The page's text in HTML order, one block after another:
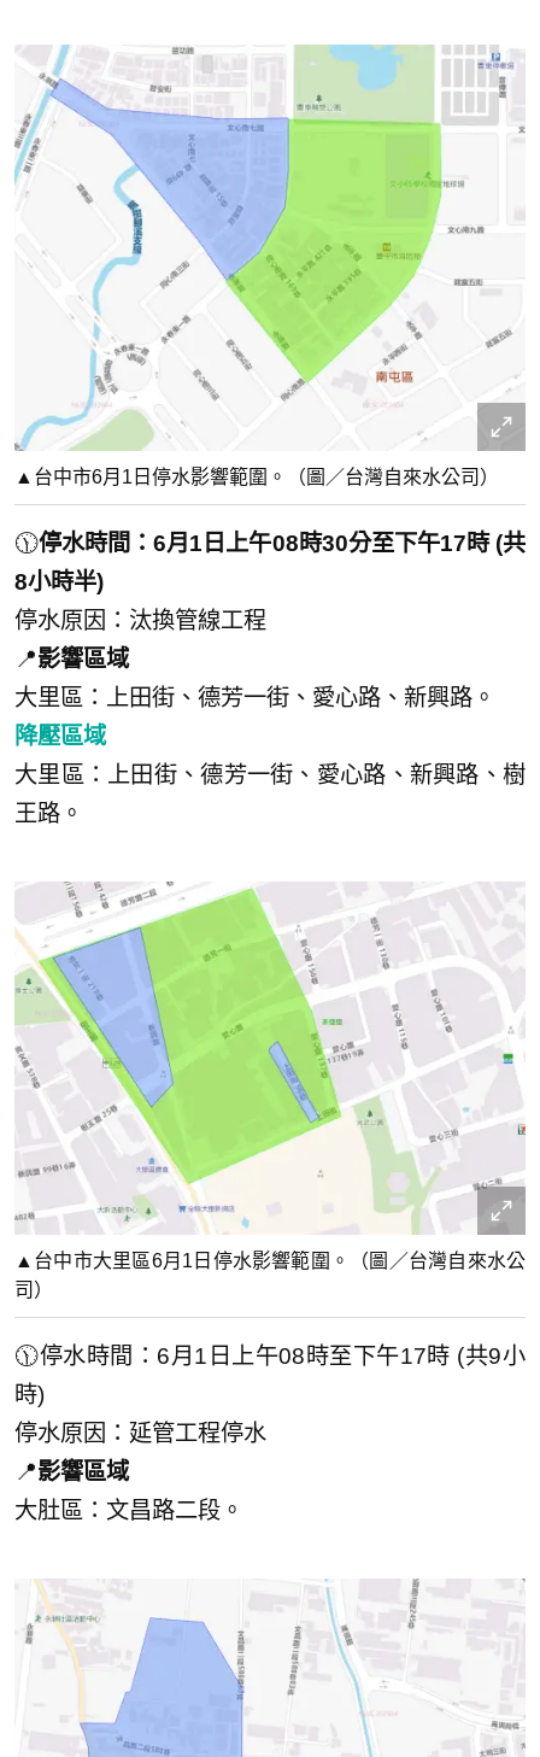
▲台中市6月1日停水影響範圍。（圖／台灣自來水公司）
🕦停水時間：6月1日上午08時30分至下午17時 (共
8小時半)
停水原因：汰換管線工程
📍影響區域
大里區：上田街、德芳一街、愛心路、新興路。
降壓區域
大里區：上田街、德芳一街、愛心路、新興路、樹
王路。
▲台中市大里區6月1日停水影響範圍。（圖／台灣自來水公
司）
🕦停水時間：6月1日上午08時至下午17時 (共9小
時)
停水原因：延管工程停水
📍影響區域
大肚區：文昌路二段。